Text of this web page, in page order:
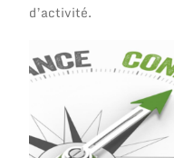
d’activité.